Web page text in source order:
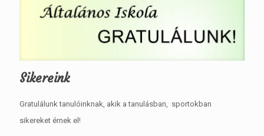
Sikereink
Gratulálunk tanulóinknak, akik a tanulásban, sportokban
sikereket érnek el!